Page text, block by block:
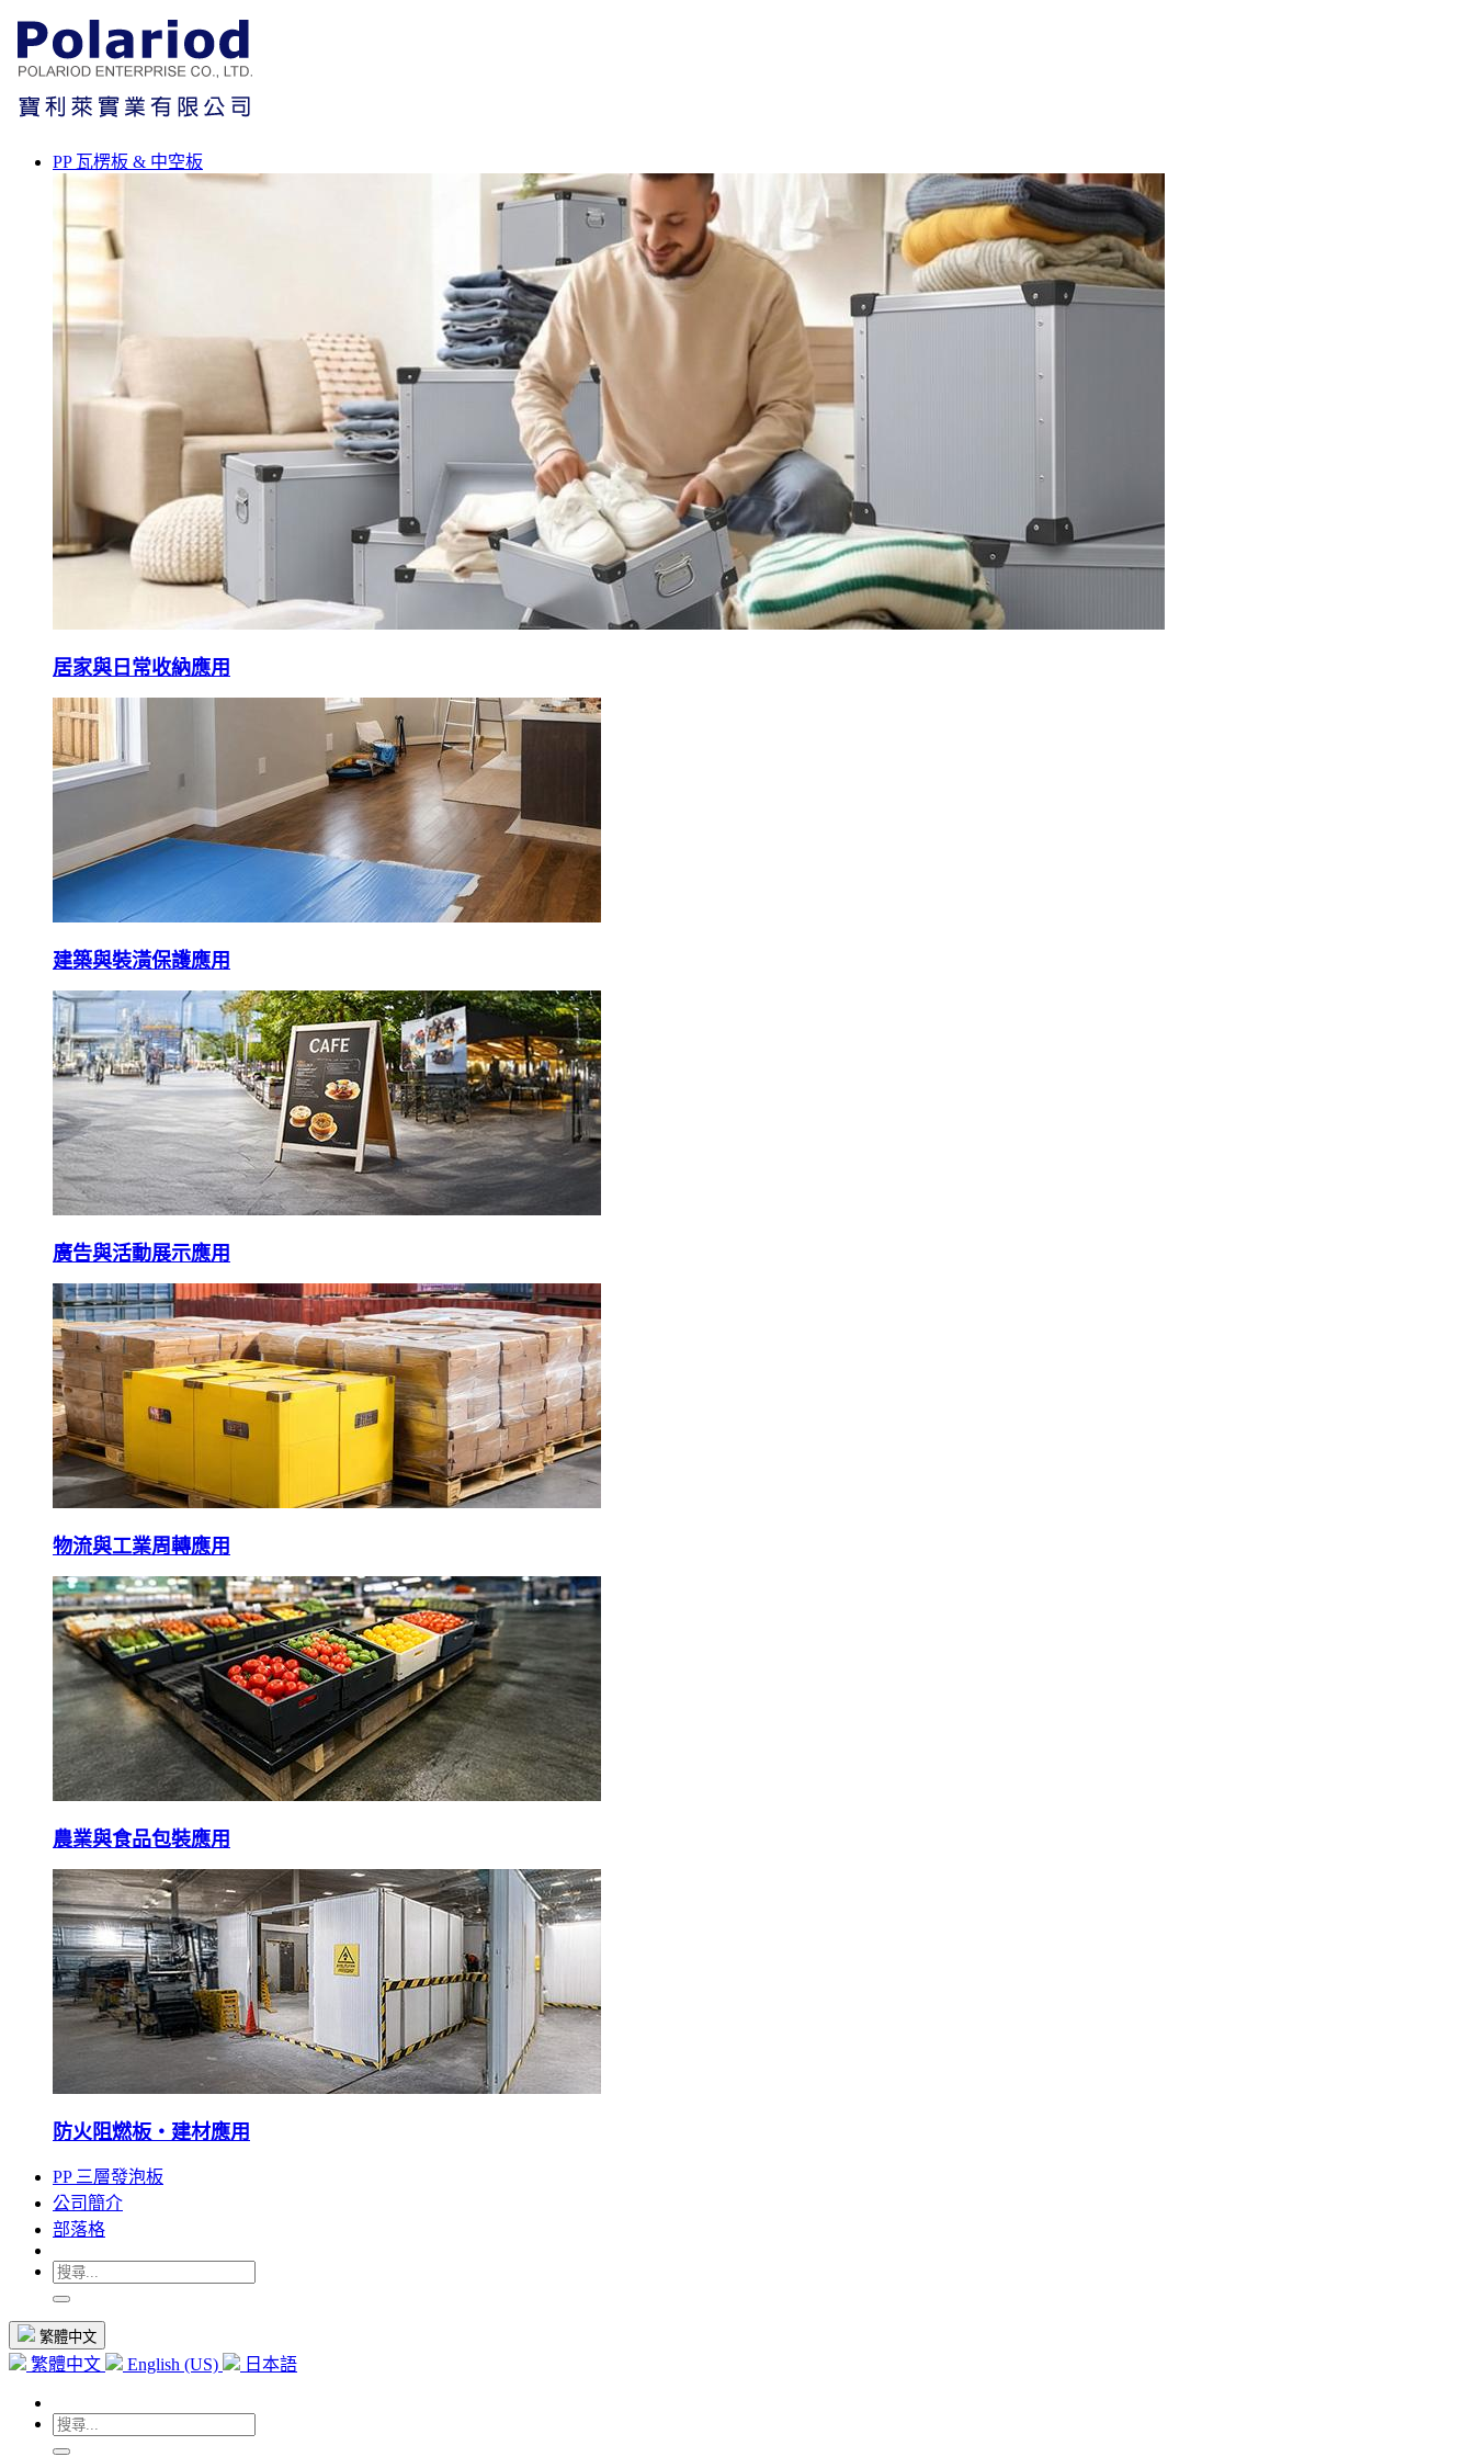
PP 瓦楞板 & 中空板
居家與日常收納應用
建築與裝潢保護應用
廣告與活動展示應用
物流與工業周轉應用
農業與食品包裝應用
防火阻燃板・建材應用
PP 三層發泡板
公司簡介
部落格
繁體中文
繁體中文 English (US) 日本語